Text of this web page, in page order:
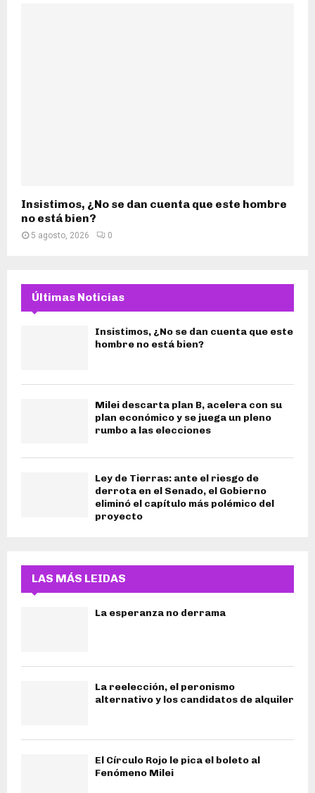
Insistimos, ¿No se dan cuenta que este hombre
no está bien?
5 agosto, 2026 0
Últimas Noticias
Insistimos, ¿No se dan cuenta que este
hombre no está bien?
Milei descarta plan B, acelera con su
plan económico y se juega un pleno
rumbo a las elecciones
Ley de Tierras: ante el riesgo de
derrota en el Senado, el Gobierno
eliminó el capítulo más polémico del
proyecto
LAS MÁS LEIDAS
La esperanza no derrama
La reelección, el peronismo
alternativo y los candidatos de alquiler
El Círculo Rojo le pica el boleto al
Fenómeno Milei